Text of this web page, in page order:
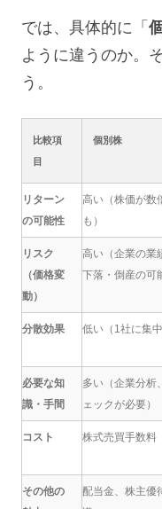
では、具体的に「
ように違うのか。
う。
比較項
目
個別株
リターン
の可能性
高い（株価が数
も）
リスク
（価格変
動）
高い（企業の業
下落・倒産の可
分散効果 低い（1社に集中
必要な知
識・手間
多い（企業分析
ェックが必要）
コスト 株式売買手数料
その他の
配当金、株主優